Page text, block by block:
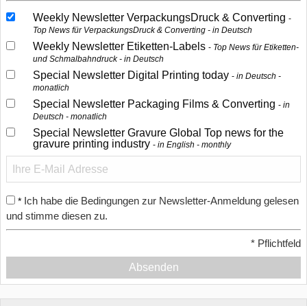
Weekly Newsletter VerpackungsDruck & Converting
Top News für VerpackungsDruck & Converting - in Deutsch
Weekly Newsletter Etiketten-Labels
Top News für Etiketten-
und Schmalbahndruck - in Deutsch
Special Newsletter Digital Printing today
in Deutsch -
monatlich
Special Newsletter Packaging Films & Converting
in
Deutsch - monatlich
Special Newsletter Gravure Global Top news for the
gravure printing industry
in English - monthly
* Ich habe die Bedingungen zur Newsletter-Anmeldung gelesen
und stimme diesen zu.
* Pflichtfeld
Absenden